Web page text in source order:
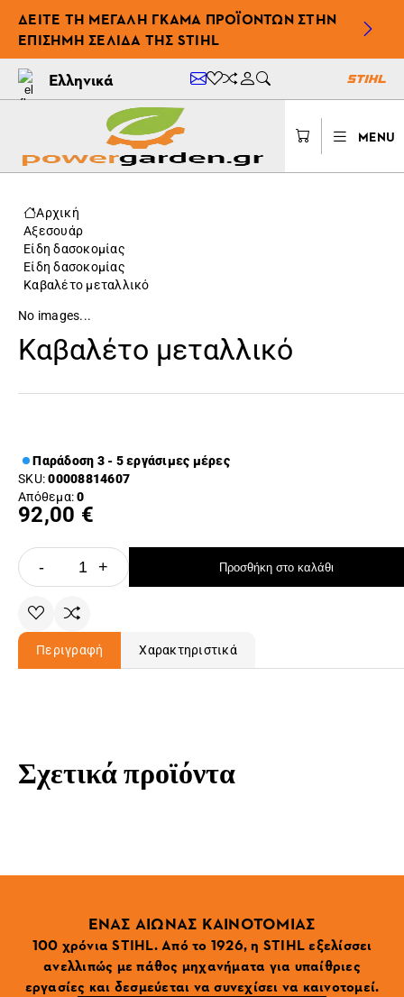
ΔΕΊΤΕ ΤΗ ΜΕΓΆΛΗ ΓΚΆΜΑ ΠΡΟΪΌΝΤΩΝ ΣΤΗΝ
ΕΠΊΣΗΜΗ ΣΕΛΊΔΑ ΤΗΣ STIHL
Ελληνικά
MENU
Αρχική
Αξεσουάρ
Είδη δασοκομίας
Είδη δασοκομίας
Καβαλέτο μεταλλικό
No images...
Καβαλέτο μεταλλικό
Παράδοση 3 - 5 εργάσιμες μέρες
SKU:00008814607
Απόθεμα:0
92,00 €
- + Προσθήκη στο καλάθι
Περιγραφή Χαρακτηριστικά
Σχετικά προϊόντα
ΕΝΑΣ ΑΙΩΝΑΣ ΚΑΙΝΟΤΟΜΙΑΣ
100 χρόνια STIHL. Από το 1926, η STIHL εξελίσσει
ανελλιπώς με πάθος μηχανήματα για υπαίθριες
εργασίες και δεσμεύεται να συνεχίσει να καινοτομεί.